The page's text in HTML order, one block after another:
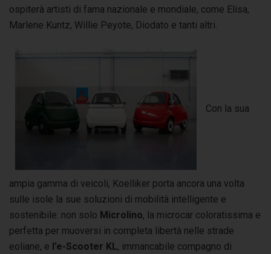
ospiterà artisti di fama nazionale e mondiale, come Elisa,
Marlene Kuntz, Willie Peyote, Diodato e tanti altri.
Con la sua
ampia gamma di veicoli, Koelliker porta ancora una volta
sulle isole la sue soluzioni di mobilità intelligente e
sostenibile: non solo Microlino, la microcar coloratissima e
perfetta per muoversi in completa libertà nelle strade
eoliane, e l’e-Scooter KL, immancabile compagno di